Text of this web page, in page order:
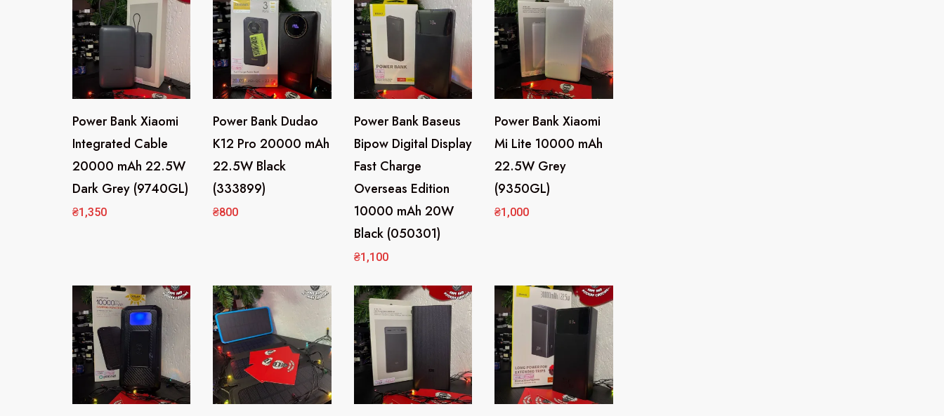
и
р
в
к
:
п
о
п
о
у
л
р
н
о
и
Power Bank Xiaomi
Integrated Cable
20000 mAh 22.5W
Dark Grey (9740GL)
₴1,350
Power Bank Dudao
K12 Pro 20000 mAh
22.5W Black
(333899)
₴800
Power Bank Baseus
Bipow Digital Display
Fast Charge
Overseas Edition
10000 mAh 20W
Black (050301)
₴1,100
Power Bank Xiaomi
Mi Lite 10000 mAh
22.5W Grey
(9350GL)
₴1,000